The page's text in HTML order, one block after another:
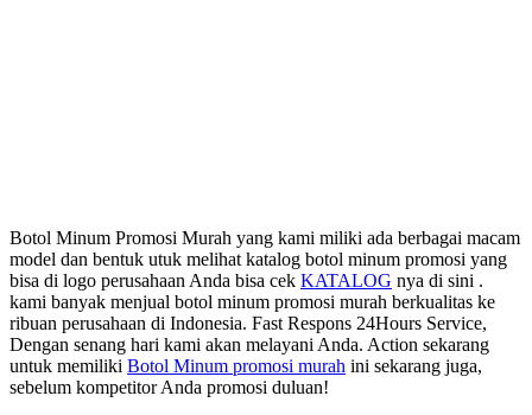
Botol Minum Promosi Murah yang kami miliki ada berbagai macam
model dan bentuk utuk melihat katalog botol minum promosi yang
bisa di logo perusahaan Anda bisa cek KATALOG nya di sini .
kami banyak menjual botol minum promosi murah berkualitas ke
ribuan perusahaan di Indonesia. Fast Respons 24Hours Service,
Dengan senang hari kami akan melayani Anda. Action sekarang
untuk memiliki Botol Minum promosi murah ini sekarang juga,
sebelum kompetitor Anda promosi duluan!